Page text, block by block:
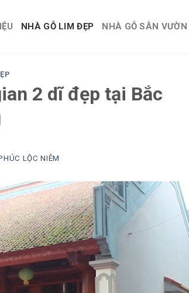
NHÀ GỖ LIM ĐẸP NHÀ GỖ SÂN VƯỜN
2 dĩ đẹp tại Bắc
LỘC NIÊM